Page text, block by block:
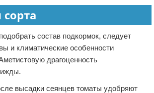
состав подкормок, следует
и климатические особенности
драгоценность
высадки сеянцев томаты удобряют